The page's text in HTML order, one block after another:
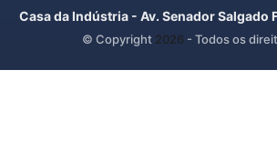
Casa da Indústria - Av. Senador
© Copyright 2026 - Todos os